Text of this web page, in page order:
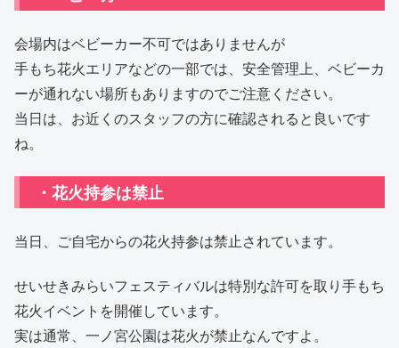
会場内はベビーカー不可ではありませんが
手もち花火エリアなどの一部では、安全管理上、ベビーカ
ーが通れない場所もありますのでご注意ください。
当日は、お近くのスタッフの方に確認されると良いです
ね。
・花火持参は禁止
当日、ご自宅からの花火持参は禁止されています。
せいせきみらいフェスティバルは特別な許可を取り手もち
花火イベントを開催しています。
実は通常、一ノ宮公園は花火が禁止なんですよ。